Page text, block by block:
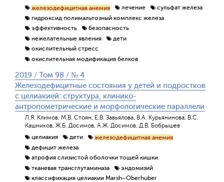
железодефицитная анемия
лечение
сульфат железа
гидроксид полимальтозный комплекс железа
эффективность
безопасность
нежелательные явления
дети
окислительный стресс
окислительная модификация белков
2019 / Том 98 / № 4
Железодефицитные состояния у детей и подростков
с целиакией: структура, клинико-
антропометрические и морфологические параллели
Л.Я. Климов, М.В. Стоян, Е.В. Завьялова, В.А. Курьянинова, В.С.
Кашников, Ж.Б. Досимов, А.Ж. Досимов, Д.В. Бобрышев
целиакия
дети
железодефицитная анемия
дефицит железа
атрофия слизистой оболочки тощей кишки
тканевая трансглутаминаза
эндомизий
классификация целиакии Marsh–Оberhuber